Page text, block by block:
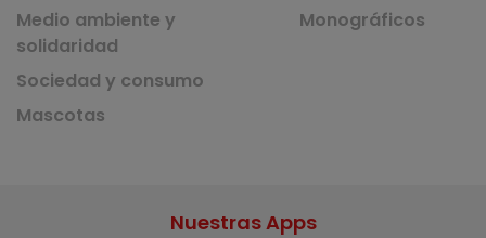
Medio ambiente y
solidaridad
Sociedad y consumo
Mascotas
Monográficos
Nuestras Apps